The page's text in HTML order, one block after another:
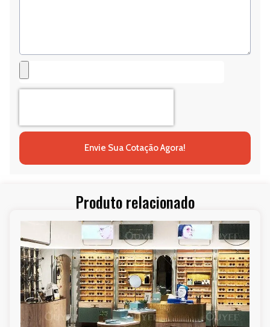
Envie Sua Cotação Agora!
Produto relacionado